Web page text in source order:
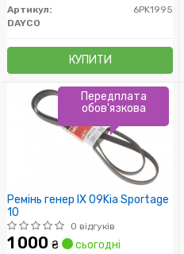
Артикул:
6PK1995
DAYCO
КУПИТИ
Ремінь генер IX 09Kia Sportage
10
0 відгуків
1 000 ₴ сьогодні
Передплата
обов'язкова